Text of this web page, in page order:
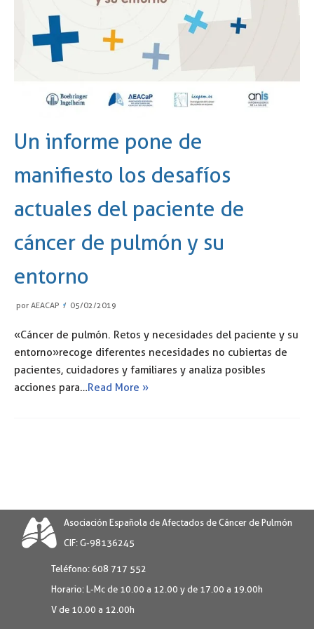
Un informe pone de
manifiesto los desafíos
actuales del paciente de
cáncer de pulmón y su
entorno
por AEACAP 05/02/2019
«Cáncer de pulmón. Retos y necesidades del paciente y su
entorno» recoge diferentes necesidades no cubiertas de
pacientes, cuidadores y familiares y analiza posibles
acciones para…Read More »
Asociación Española de Afectados de Cáncer de Pulmón
CIF: G-98136245
Teléfono: 608 717 552
Horario: L-Mc de 10.00 a 12.00 y de 17.00 a 19.00h
V de 10.00 a 12.00h